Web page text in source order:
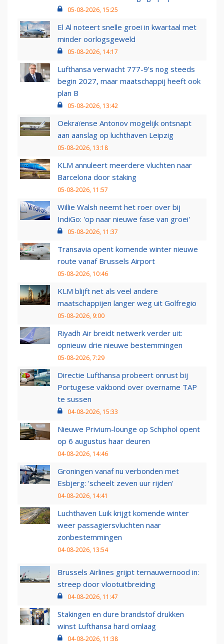
05-08-2026, 15:25
El Al noteert snelle groei in kwartaal met
minder oorlogsgeweld
05-08-2026, 14:17
Lufthansa verwacht 777-9’s nog steeds
begin 2027, maar maatschappij heeft ook
plan B
05-08-2026, 13:42
Oekraïense Antonov mogelijk ontsnapt
aan aanslag op luchthaven Leipzig
05-08-2026, 13:18
KLM annuleert meerdere vluchten naar
Barcelona door staking
05-08-2026, 11:57
Willie Walsh neemt het roer over bij
IndiGo: 'op naar nieuwe fase van groei'
05-08-2026, 11:37
Transavia opent komende winter nieuwe
route vanaf Brussels Airport
05-08-2026, 10:46
KLM blijft net als veel andere
maatschappijen langer weg uit Golfregio
05-08-2026, 9:00
Riyadh Air breidt netwerk verder uit:
opnieuw drie nieuwe bestemmingen
05-08-2026, 7:29
Directie Lufthansa probeert onrust bij
Portugese vakbond over overname TAP
te sussen
04-08-2026, 15:33
Nieuwe Privium-lounge op Schiphol opent
op 6 augustus haar deuren
04-08-2026, 14:46
Groningen vanaf nu verbonden met
Esbjerg: 'scheelt zeven uur rijden'
04-08-2026, 14:41
Luchthaven Luik krijgt komende winter
weer passagiersvluchten naar
zonbestemmingen
04-08-2026, 13:54
Brussels Airlines grijpt ternauwernood in:
streep door vlootuitbreiding
04-08-2026, 11:47
Stakingen en dure brandstof drukken
winst Lufthansa hard omlaag
04-08-2026, 11:38